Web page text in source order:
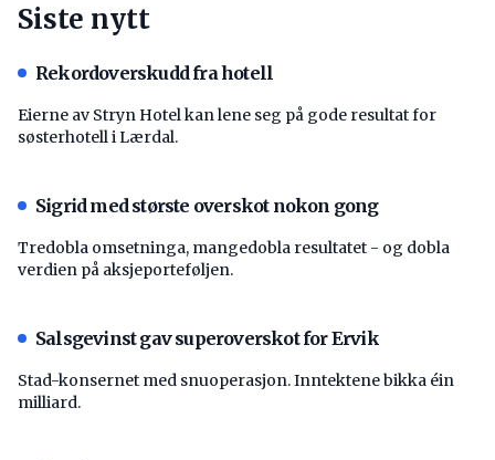
Siste nytt
Rekordoverskudd fra hotell
Eierne av Stryn Hotel kan lene seg på gode resultat for
søsterhotell i Lærdal.
Sigrid med største overskot nokon gong
Tredobla omsetninga, mangedobla resultatet - og dobla
verdien på aksjeporteføljen.
Salsgevinst gav superoverskot for Ervik
Stad-konsernet med snuoperasjon. Inntektene bikka éin
milliard.